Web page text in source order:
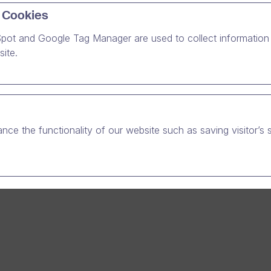
styrke. Vores kompromisløse værdier har været en del af
virksomheden.
and Google Tag Manager are used to collect
the functionality of our website such as saving visitor’s